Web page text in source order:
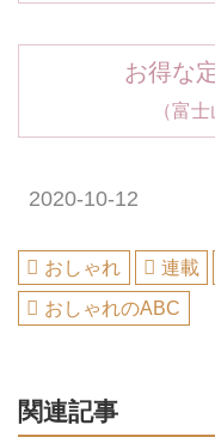
お得な
（富士
2020-10-12
おしゃれ 連載
おしゃれのABC
関連記事